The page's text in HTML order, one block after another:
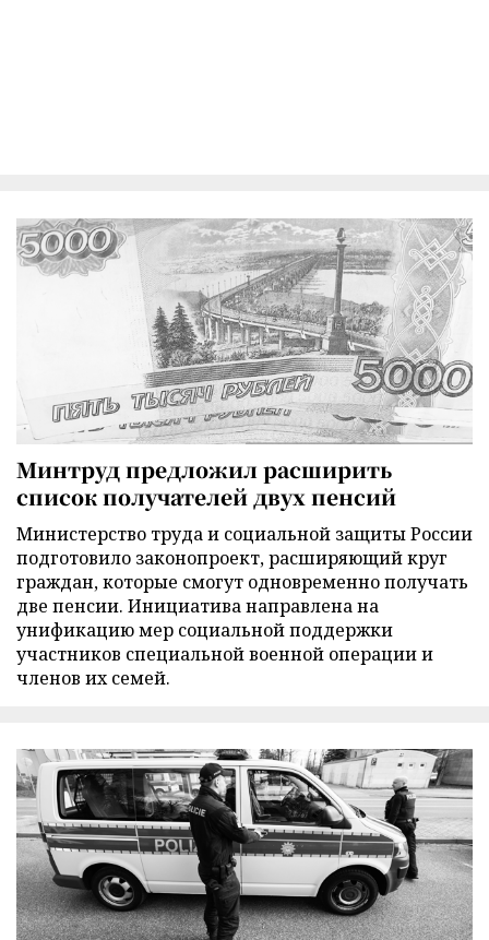
Минтруд предложил расширить
список получателей двух пенсий
Министерство труда и социальной защиты России
подготовило законопроект, расширяющий круг
граждан, которые смогут одновременно получать
две пенсии. Инициатива направлена на
унификацию мер социальной поддержки
участников специальной военной операции и
членов их семей.